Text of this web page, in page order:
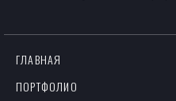
ГЛАВНАЯ
ПОРТФОЛИО